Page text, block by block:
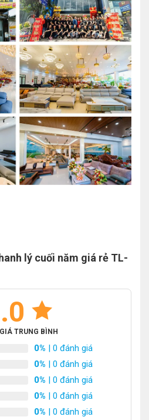
lý cuối năm giá rẻ TL-
TRUNG BÌNH
0% | 0 đánh giá
0% | 0 đánh giá
0% | 0 đánh giá
0% | 0 đánh giá
0% | 0 đánh giá